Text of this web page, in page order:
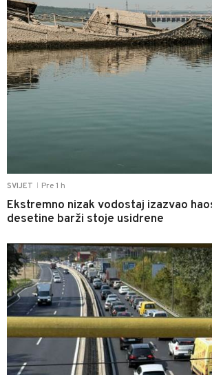
SVIJET Pre 1 h
Ekstremno nizak vodostaj izazvao
desetine barži stoje usidrene